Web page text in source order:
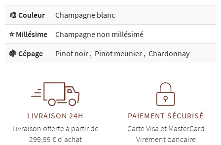
🎨 Couleur
Champagne blanc
⭐ Millésime
Champagne non millésimé
🍇 Cépage
Pinot noir , Pinot meunier , Chardonnay
LIVRAISON 24H
Livraison offerte à partir de
299,99 € d'achat
PAIEMENT SÉCURISÉ
Carte Visa et MasterCard
Virement bancaire